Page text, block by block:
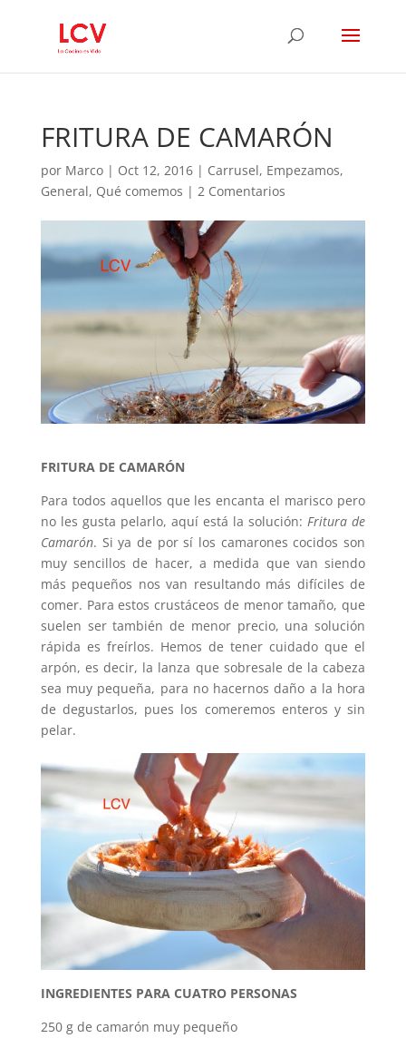
FRITURA DE CAMARÓN
por Marco| Oct 12, 2016| Carrusel, Empezamos,
General, Qué comemos | 2 Comentarios
FRITURA DE CAMARÓN
Para todos aquellos que les encanta el marisco pero
no les gusta pelarlo, aquí está la solución:Fritura de
Camarón. Si ya de por sí los camarones cocidos son
muy sencillos de hacer, a medida que van siendo
más pequeños nos van resultando más difíciles de
comer. Para estos crustáceos de menor tamaño, que
suelen ser también de menor precio, una solución
rápida es freírlos. Hemos de tener cuidado que el
arpón, es decir, la lanza que sobresale de la cabeza
sea muy pequeña, para no hacernos daño a la hora
de degustarlos, pues los comeremos enteros y sin
pelar.
INGREDIENTES PARA CUATRO PERSONAS
250 g de camarón muy pequeño